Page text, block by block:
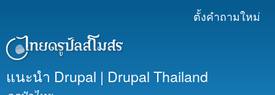
เนื้อหา
ตั้งคำถามใหม่
แนะนำ Drupal | Drupal Thailand